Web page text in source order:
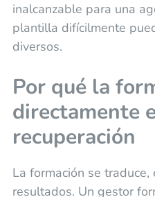
inalcanzable para una
plantilla difícilmente
diversos.
Por qué la
directamente
recuperación
La formación se
resultados. Un gestor